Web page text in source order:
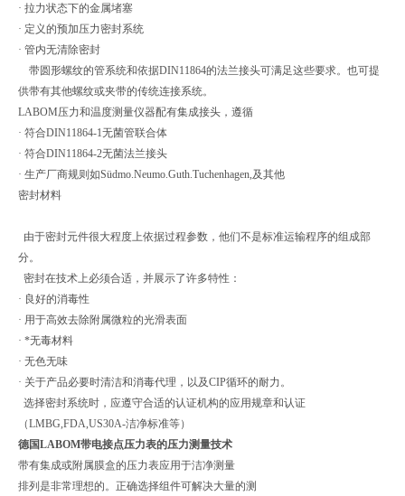
· 拉力状态下的金属堵塞
· 定义的预加压力密封系统
· 管内无清除密封
带圆形螺纹的管系统和依据DIN11864的法兰接头可满足这些要求。也可提
供带有其他螺纹或夹带的传统连接系统。
LABOM压力和温度测量仪器配有集成接头，遵循
· 符合DIN11864-1无菌管联合体
· 符合DIN11864-2无菌法兰接头
· 生产厂商规则如Südmo.Neumo.Guth.Tuchenhagen,及其他
密封材料
由于密封元件很大程度上依据过程参数，他们不是标准运输程序的组成部
分。
密封在技术上必须合适，并展示了许多特性：
· 良好的消毒性
· 用于高效去除附属微粒的光滑表面
· *无毒材料
· 无色无味
· 关于产品必要时清洁和消毒代理，以及CIP循环的耐力。
选择密封系统时，应遵守合适的认证机构的应用规章和认证
（LMBG,FDA,US30A-洁净标准等）
德国LABOM带电接点压力表的压力测量技术
带有集成或附属膜盒的压力表应用于洁净测量
排列是非常理想的。正确选择组件可解决大量的测